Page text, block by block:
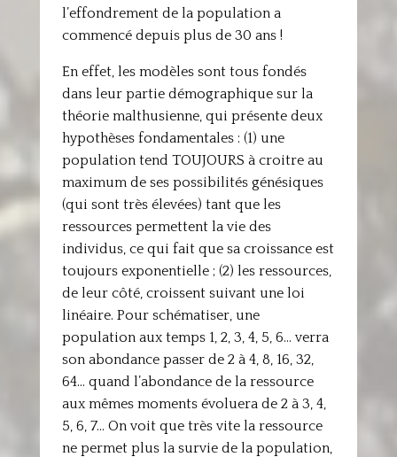
l’effondrement de la population a
commencé depuis plus de 30 ans !
En effet, les modèles sont tous fondés
dans leur partie démographique sur la
théorie malthusienne, qui présente deux
hypothèses fondamentales : (1) une
population tend TOUJOURS à croitre au
maximum de ses possibilités génésiques
(qui sont très élevées) tant que les
ressources permettent la vie des
individus, ce qui fait que sa croissance est
toujours exponentielle ; (2) les ressources,
de leur côté, croissent suivant une loi
linéaire. Pour schématiser, une
population aux temps 1, 2, 3, 4, 5, 6… verra
son abondance passer de 2 à 4, 8, 16, 32,
64… quand l’abondance de la ressource
aux mêmes moments évoluera de 2 à 3, 4,
5, 6, 7… On voit que très vite la ressource
ne permet plus la survie de la population,